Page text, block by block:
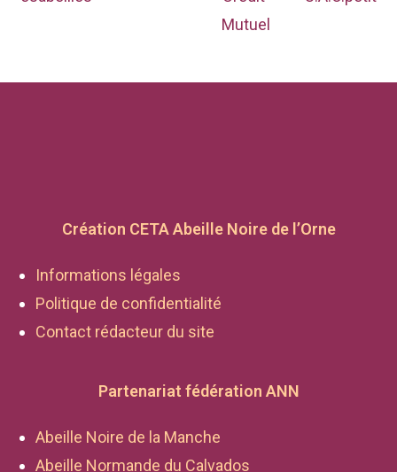
Création CETA Abeille Noire de l’Orne
Informations légales
Politique de confidentialité
Contact rédacteur du site
Partenariat fédération ANN
Abeille Noire de la Manche
Abeille Normande du Calvados